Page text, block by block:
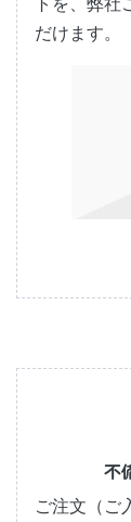
トを、弊社
だけます。
不
ご注文（ご